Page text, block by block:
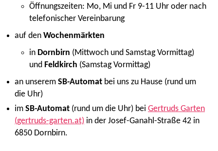
Öffnungszeiten: Mo, Mi und Fr 9-11 Uhr oder nach
telefonischer Vereinbarung
auf den Wochenmärkten
in Dornbirn (Mittwoch und Samstag Vormittag)
und Feldkirch (Samstag Vormittag)
an unserem SB-Automat bei uns zu Hause (rund um
die Uhr)
im SB-Automat (rund um die Uhr) bei Gertruds Garten
(gertruds-garten.at) in der Josef-Ganahl-Straße 42 in
6850 Dornbirn.